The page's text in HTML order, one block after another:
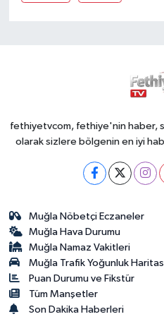
fethiyetvcom, fethiye'nin haber,
olarak sizlere bölgenin en iyi
Muğla Nöbetçi Eczaneler
Muğla Hava Durumu
Muğla Namaz Vakitleri
Muğla Trafik Yoğunluk
Puan Durumu ve Fikstür
Tüm Manşetler
Son Dakika Haberleri